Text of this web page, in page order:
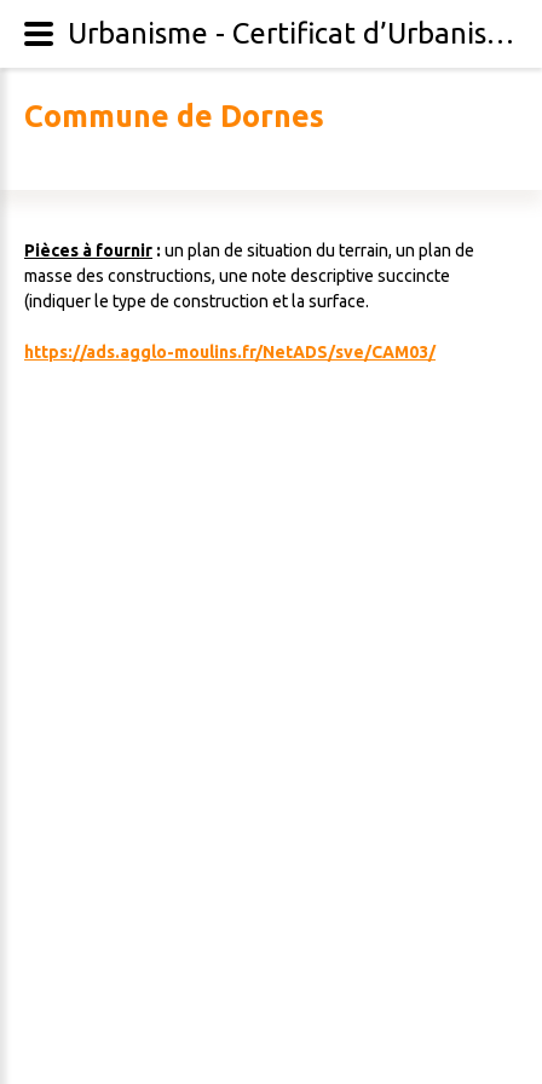
Commune d e Dornes
Pièces à fournir : un plan de situation du terrain, un plan de
masse des constructions, une note descriptive succincte
(indiquer le type de construction et la surface.
https://ads.agglo-moulins.fr/NetADS/sve/CAM03/
Urbanisme - Certificat d’Urbanisme